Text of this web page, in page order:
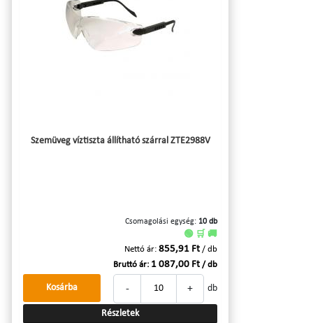
Szemüveg víztiszta állítható szárral ZTE2988V
Csomagolási egység: 10 db
🟢 🛒 🚚
Nettó ár: 855,91 Ft / db
Bruttó ár: 1 087,00 Ft / db
- + db
Kosárba
Részletek